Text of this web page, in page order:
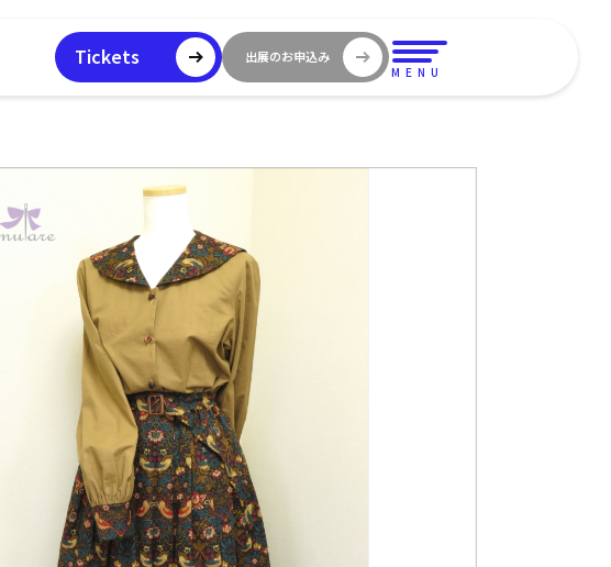
Tickets 出展のお申込み
MENU